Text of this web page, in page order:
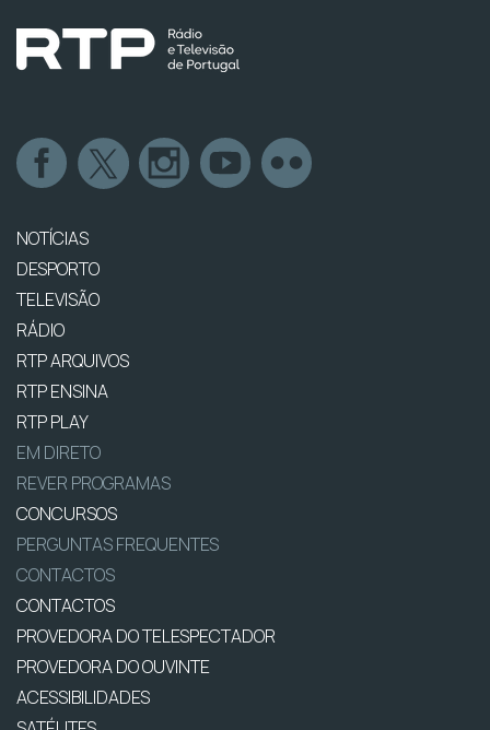
NOTÍCIAS
DESPORTO
TELEVISÃO
RÁDIO
RTP ARQUIVOS
RTP ENSINA
RTP PLAY
EM DIRETO
REVER PROGRAMAS
CONCURSOS
PERGUNTAS FREQUENTES
CONTACTOS
CONTACTOS
PROVEDORA DO TELESPECTADOR
PROVEDORA DO OUVINTE
ACESSIBILIDADES